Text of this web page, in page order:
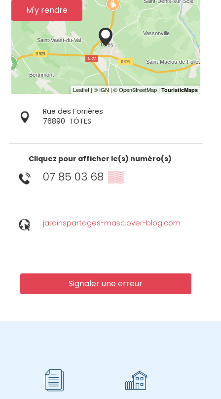
M'y rendre
Rue des Forrières
76890 TÔTES
Cliquez pour afficher le(s) numéro(s)
07 85 03 68 ▒▒
jardinspartages-masc.over-blog.com
Signaler une erreur